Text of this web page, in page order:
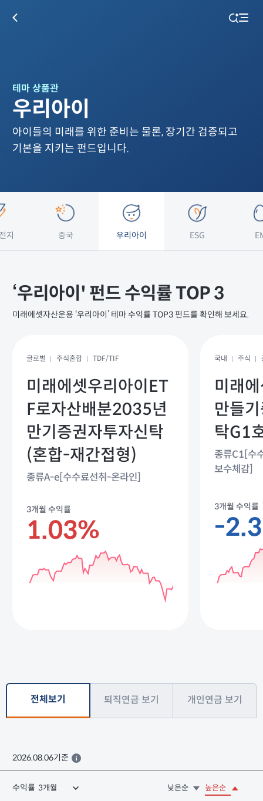
테마 상품관
우리아이
아이들의 미래를 위한 준비는 물론, 장기간 검증되고
기본을 지키는 펀드입니다.
지 중국 우리아이 ESG
‘우리아이' 펀드 수익률 TOP 3
미래에셋자산운용 ‘우리아이’ 테마 수익률 TOP3 펀드를 확인해 보세요.
글로벌 주식혼합 TDF/TIF
미래에셋우리아이ET
F로자산배분2035년
만기증권자투자신탁
(혼합-재간접형)
종류A-e[수수료선취-온라인]
3개월 수익률
1.03%
국내 주식
미래
만들
탁G1
종류C1[수
보수체감]
3개월 수익률
-
전체보기 퇴직연금 보기 개인연금 보기
2026.08.06기준
수익률 낮은순 높은순